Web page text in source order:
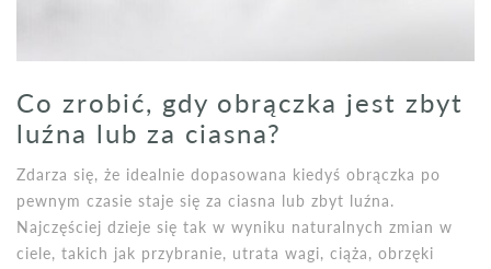
Co zrobić, gdy obrączka jest zbyt
luźna lub za ciasna?
Zdarza się, że idealnie dopasowana kiedyś obrączka po
pewnym czasie staje się za ciasna lub zbyt luźna.
Najczęściej dzieje się tak w wyniku naturalnych zmian w
ciele, takich jak przybranie, utrata wagi, ciąża, obrzęki